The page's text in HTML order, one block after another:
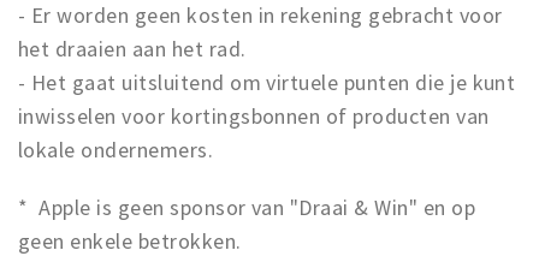
Slapen
Recreatief
Winkels
Parkeren
- Er worden geen kosten in rekening gebracht voor
het draaien aan het rad.
- Het gaat uitsluitend om virtuele punten die je kunt
inwisselen voor kortingsbonnen of producten van
lokale ondernemers.
* Apple is geen sponsor van "Draai & Win" en op
geen enkele betrokken.